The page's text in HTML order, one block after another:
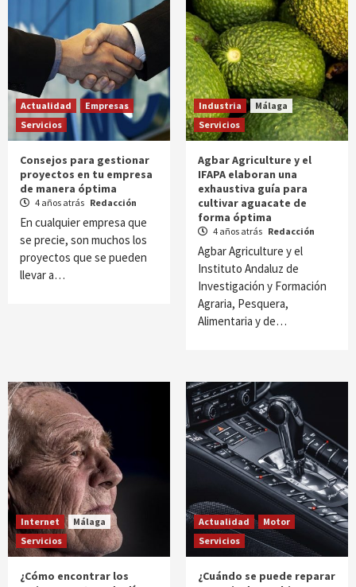
Actualidad
Empresas
Servicios
Consejos para gestionar
proyectos en tu empresa
de manera óptima
4 años atrás Redacción
En cualquier empresa que
se precie, son muchos los
proyectos que se pueden
llevar a…
Industria
Málaga
Servicios
Agbar Agriculture y el
IFAPA elaboran una
exhaustiva guía para
cultivar aguacate de
forma óptima
4 años atrás Redacción
Agbar Agriculture y el
Instituto Andaluz de
Investigación y Formación
Agraria, Pesquera,
Alimentaria y de…
Internet
Málaga
Servicios
¿Cómo encontrar los
Actualidad
Motor
Servicios
¿Cuándo se puede reparar